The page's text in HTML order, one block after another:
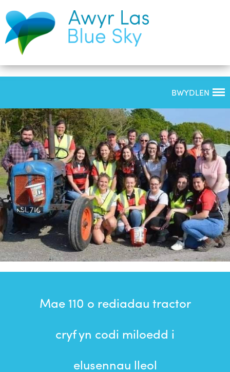
BWYDLEN
Mae 110 o rediadau tractor
cryf yn codi miloedd i
elusennau lleol